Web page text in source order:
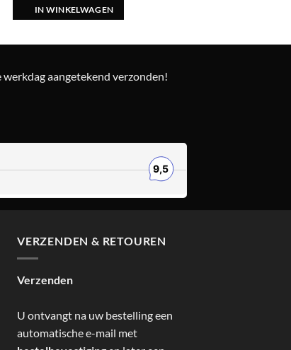
IN WINKELWAGEN
aangetekend verzonden!
VERZENDEN & RETOUREN
Verzenden
U ontvangt na uw bestelling een
automatische e-mail met